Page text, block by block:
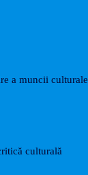
a muncii culturale
culturală